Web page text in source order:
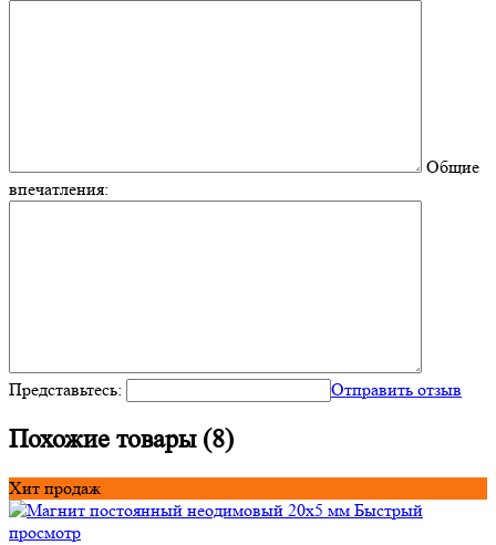
Общие
впечатления:
Представьтесь: Отправить отзыв
Похожие товары (8)
Хит продаж
Быстрый
просмотр